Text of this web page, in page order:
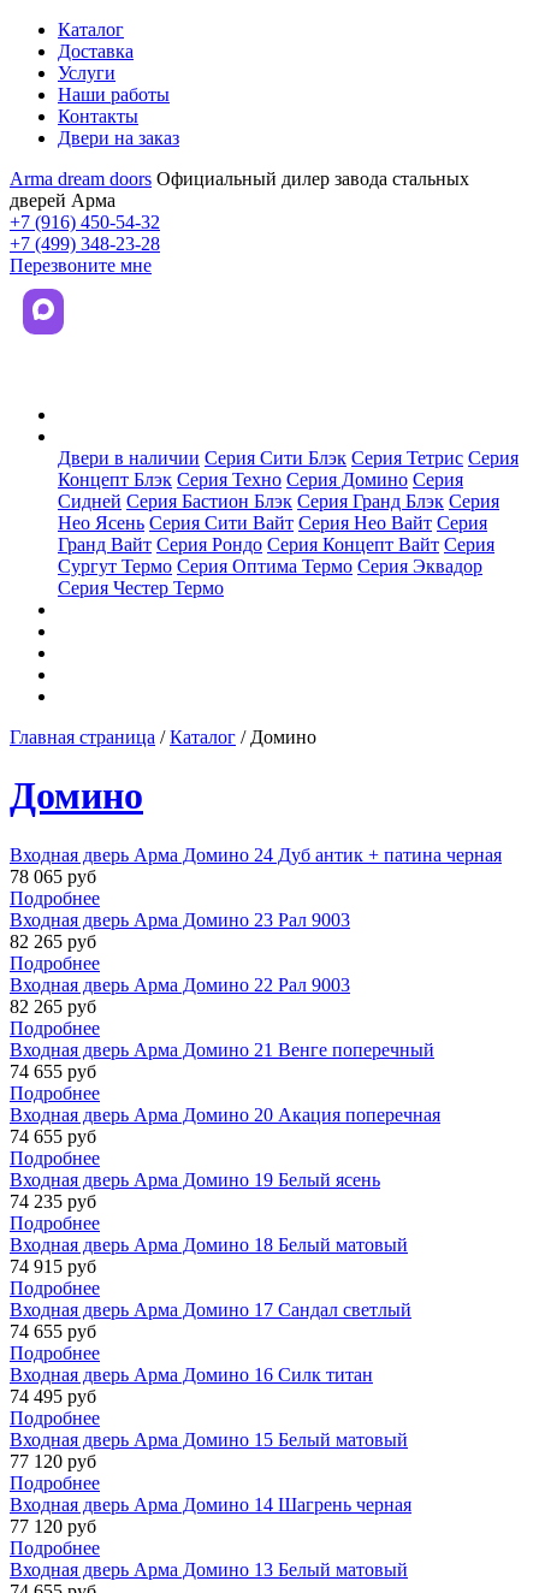
Каталог
Доставка
Услуги
Наши работы
Контакты
Двери на заказ
Arma dream doors Официальный дилер завода стальных
дверей Арма
+7 (916) 450-54-32
+7 (499) 348-23-28
Перезвоните мне
Двери в наличии Серия Сити Блэк Серия Тетрис Серия
Концепт Блэк Серия Техно Серия Домино Серия
Сидней Серия Бастион Блэк Серия Гранд Блэк Серия
Нео Ясень Серия Сити Вайт Серия Нео Вайт Серия
Гранд Вайт Серия Рондо Серия Концепт Вайт Серия
Сургут Термо Серия Оптима Термо Серия Эквадор
Серия Честер Термо
Главная страница /Каталог / Домино
Домино
Входная дверь Арма Домино 24 Дуб антик + патина черная
78 065 руб
Подробнее
Входная дверь Арма Домино 23 Рал 9003
82 265 руб
Подробнее
Входная дверь Арма Домино 22 Рал 9003
82 265 руб
Подробнее
Входная дверь Арма Домино 21 Венге поперечный
74 655 руб
Подробнее
Входная дверь Арма Домино 20 Акация поперечная
74 655 руб
Подробнее
Входная дверь Арма Домино 19 Белый ясень
74 235 руб
Подробнее
Входная дверь Арма Домино 18 Белый матовый
74 915 руб
Подробнее
Входная дверь Арма Домино 17 Сандал светлый
74 655 руб
Подробнее
Входная дверь Арма Домино 16 Силк титан
74 495 руб
Подробнее
Входная дверь Арма Домино 15 Белый матовый
77 120 руб
Подробнее
Входная дверь Арма Домино 14 Шагрень черная
77 120 руб
Подробнее
Входная дверь Арма Домино 13 Белый матовый